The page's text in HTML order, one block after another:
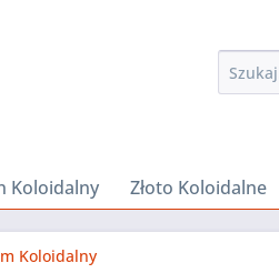
Koloidalny Złoto Koloidalne
Koloidalny